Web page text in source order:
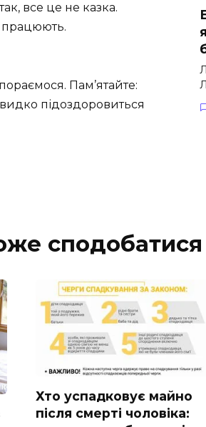
все це не казка.
працюють.
Пам’ятайте:
підоздоровиться
сподобатися
Хто успадковує майно
після смерті чоловіка: